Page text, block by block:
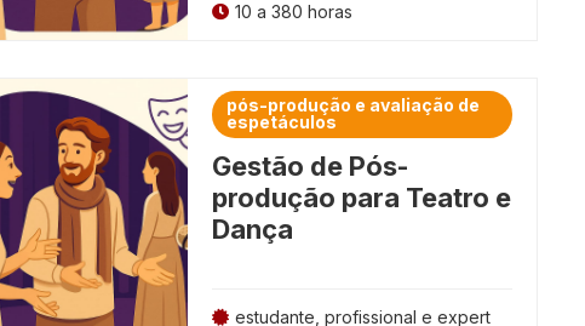
10 a 380 horas
pós-produção e avaliação de
espetáculos
Gestão de Pós-
produção para Teatro e
Dança
estudante, profissional e expert